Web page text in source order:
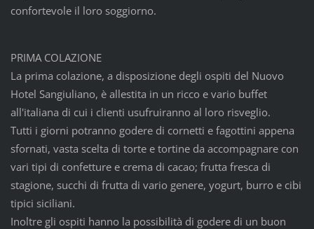
confortevole il loro soggiorno.
PRIMA COLAZIONE
La prima colazione, a disposizione degli ospiti del Nuovo
Hotel Sangiuliano, è allestita in un ricco e vario buffet
all'italiana di cui i clienti usufruiranno al loro risveglio.
Tutti i giorni potranno godere di cornetti e fagottini appena
sfornati, vasta scelta di torte e tortine da accompagnare con
vari tipi di confetture e crema di cacao; frutta fresca di
stagione, succhi di frutta di vario genere, yogurt, burro e cibi
tipici siciliani.
Inoltre gli ospiti hanno la possibilità di godere di un buon